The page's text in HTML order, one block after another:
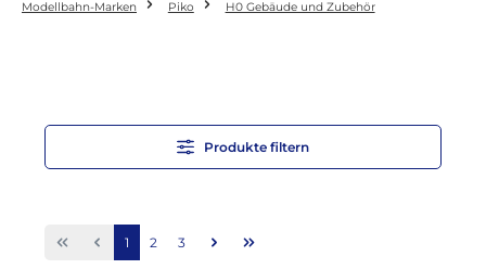
Modellbahn-Marken Piko H0 Gebäude und Zubehör
Produkte filtern
Seite
1 Seite
2 Seite
3